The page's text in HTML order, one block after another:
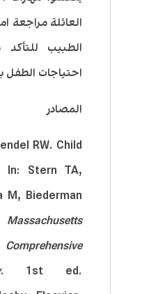
العائلة مراجعة
الطبيب
احتياجات
المصادر
RW. Child
In: Stern TA,
M, Biederman
Massachusetts
. 1st ed.